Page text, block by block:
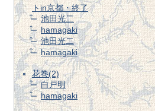
トin京都・終了
池田光二
hamagaki
池田光二
hamagaki
花巻(2)
白戸明
hamagaki